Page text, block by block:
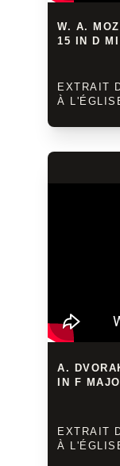
W. A.
15 IN D
A.
IN F
EXTRAIT
À
EXTRAIT
À